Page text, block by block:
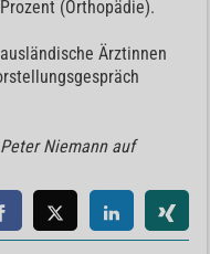
(Orthopädie).
Ärztinnen
Niemann auf